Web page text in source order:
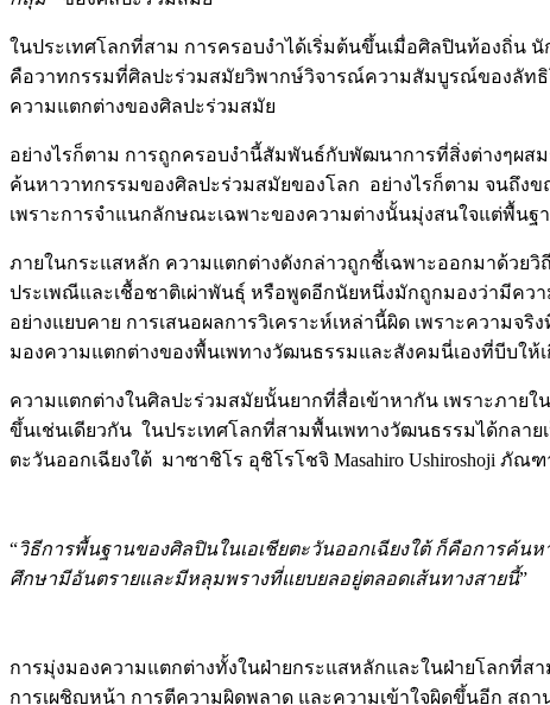
ในประเทศโลกที่สาม การครอบงำได้เริ่มต้นขึ้นเมื่อศิลปินท้องถิ่น
คือวาทกรรมที่ศิลปะร่วมสมัยวิพากษ์วิจารณ์ความสัมบูรณ์ของลัทธิโ
ความแตกต่างของศิลปะร่วมสมัย
อย่างไรก็ตาม การถูกครอบงำนี้สัมพันธ์กับพัฒนาการที่สิ่งต่างๆผส
ค้นหาวาทกรรมของศิลปะร่วมสมัยของโลก อย่างไรก็ตาม จนถึง
เพราะการจำแนกลักษณะเฉพาะของความต่างนั้นมุ่งสนใจแต่พื้น
ภายในกระแสหลัก ความแตกต่างดังกล่าวถูกชี้เฉพาะออกมาด้วย
ประเพณีและเชื้อชาติเผ่าพันธุ์ หรือพูดอีกนัยหนึ่งมักถูกมองว่ามีคว
อย่างแยบคาย การเสนอผลการวิเคราะห์เหล่านี้ผิด เพราะความ
มองความแตกต่างของพื้นเพทางวัฒนธรรมและสังคมนี่เองที่บีบให้เ
ความแตกต่างในศิลปะร่วมสมัยนั้นยากที่สื่อเข้าหากัน เพราะภาย
ขึ้นเช่นเดียวกัน ในประเทศโลกที่สามพื้นเพทางวัฒนธรรมได้กลา
ตะวันออกเฉียงใต้ มาซาชิโร อุชิโรโชจิ Masahiro Ushiroshoji ภัณ
“วิธีการพื้นฐานของศิลปินในเอเชียตะวันออกเฉียงใต้ ก็คือการค้
ศึกษามีอันตรายและมีหลุมพรางที่แยบยลอยู่ตลอดเส้นทางสายนี้”
การมุ่งมองความแตกต่างทั้งในฝ่ายกระแสหลักและในฝ่ายโลกที่
การเผชิญหน้า การตีความผิดพลาด และความเข้าใจผิดขึ้นอีก สถ